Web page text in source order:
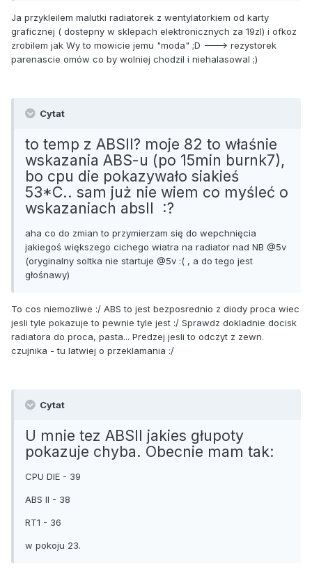
Ja przykleilem malutki radiatorek z wentylatorkiem od karty
graficznej ( dostepny w sklepach elektronicznych za 19zl) i ofkoz
zrobilem jak Wy to mowicie jemu "moda" ;D ---> rezystorek
parenascie omów co by wolniej chodzil i niehalasowal ;)
Cytat
to temp z ABSII? moje 82 to właśnie
wskazania ABS-u (po 15min burnk7),
bo cpu die pokazywało siakieś
53*C.. sam już nie wiem co myśleć o
wskazaniach absII :?
aha co do zmian to przymierzam się do wepchnięcia
jakiegoś większego cichego wiatra na radiator nad NB @5v
(oryginalny soltka nie startuje @5v :( , a do tego jest
głośnawy)
To cos niemozliwe :/ ABS to jest bezposrednio z diody proca wiec
jesli tyle pokazuje to pewnie tyle jest :/ Sprawdz dokladnie docisk
radiatora do proca, pasta... Predzej jesli to odczyt z zewn.
czujnika - tu latwiej o przeklamania :/
Cytat
U mnie tez ABSII jakies głupoty
pokazuje chyba. Obecnie mam tak:
CPU DIE - 39
ABS II - 38
RT1 - 36
w pokoju 23.